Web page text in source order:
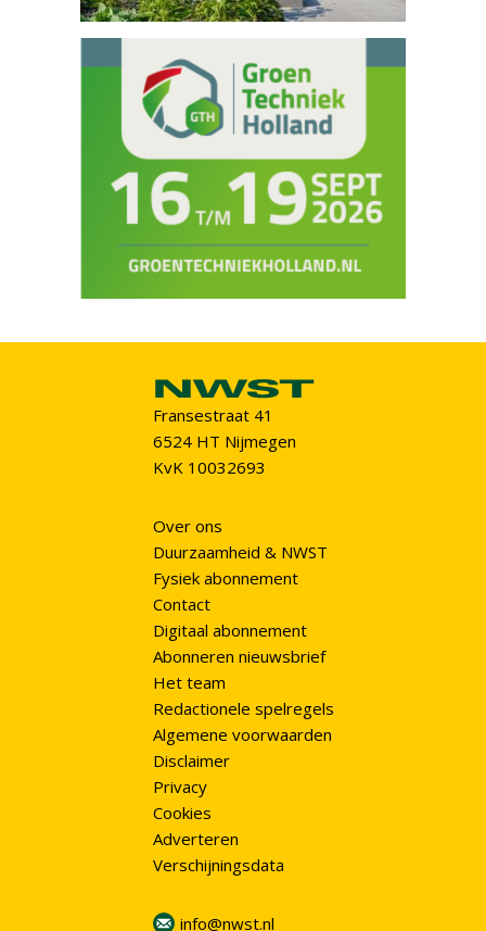
Fransestraat 41
6524 HT Nijmegen
KvK 10032693
Over ons
Duurzaamheid & NWST
Fysiek abonnement
Contact
Digitaal abonnement
Abonneren nieuwsbrief
Het team
Redactionele spelregels
Algemene voorwaarden
Disclaimer
Privacy
Cookies
Adverteren
Verschijningsdata
info@nwst.nl